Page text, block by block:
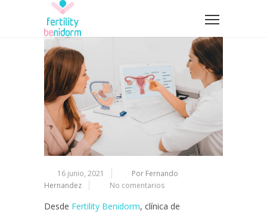
16 junio, 2021
Por Fernando
Hernandez
No comentarios
Desde Fertility Benidorm, clínica de